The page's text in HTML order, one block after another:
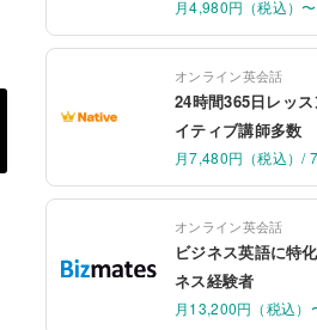
月4,980円（税込）
オンライン英会話
24時間365日レッ
イティブ講師多数
月7,480円（税込）/
オンライン英会話
ビジネス英語に特
ネス経験者
月13,200円（税込）